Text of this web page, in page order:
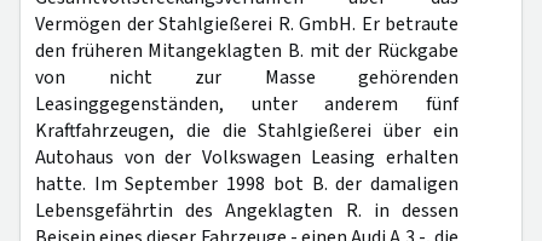
Vermögen der Stahlgießerei R. GmbH. Er betraute
den früheren Mitangeklagten B. mit der Rückgabe
von nicht zur Masse gehörenden
Leasinggegenständen, unter anderem fünf
Kraftfahrzeugen, die die Stahlgießerei über ein
Autohaus von der Volkswagen Leasing erhalten
hatte. Im September 1998 bot B. der damaligen
Lebensgefährtin des Angeklagten R. in dessen